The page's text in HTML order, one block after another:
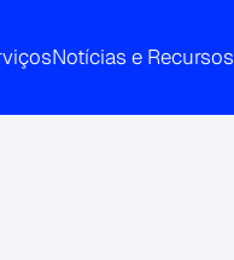
Notícias e Recursos